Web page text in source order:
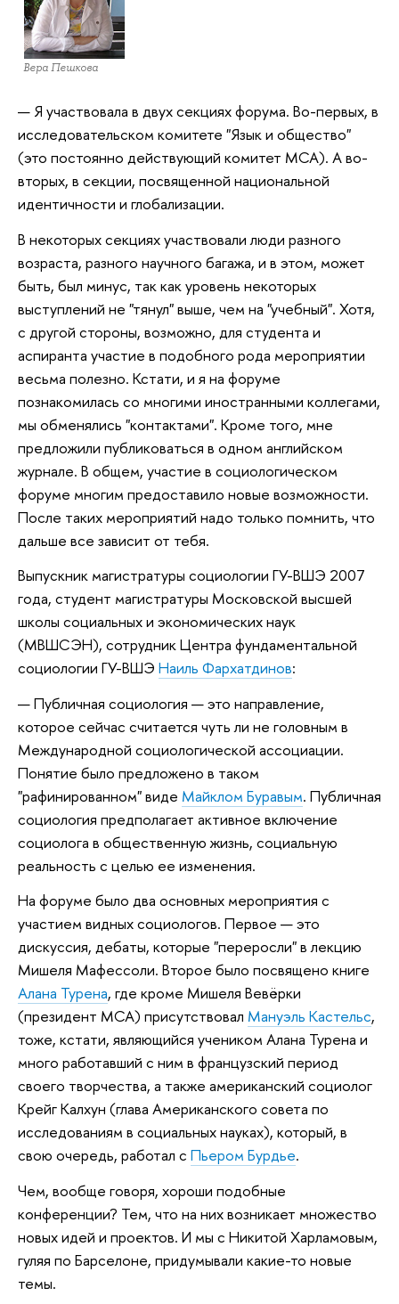
Вера Пешкова
— Я участвовала в двух секциях форума. Во-первых, в
исследовательском комитете "Язык и общество"
(это постоянно действующий комитет МСА). А во-
вторых, в секции, посвященной национальной
идентичности и глобализации.
В некоторых секциях участвовали люди разного
возраста, разного научного багажа, и в этом, может
быть, был минус, так как уровень некоторых
выступлений не "тянул" выше, чем на "учебный". Хотя,
с другой стороны, возможно, для студента и
аспиранта участие в подобного рода мероприятии
весьма полезно. Кстати, и я на форуме
познакомилась со многими иностранными коллегами,
мы обменялись "контактами". Кроме того, мне
предложили публиковаться в одном английском
журнале. В общем, участие в социологическом
форуме многим предоставило новые возможности.
После таких мероприятий надо только помнить, что
дальше все зависит от тебя.
Выпускник магистратуры социологии ГУ-ВШЭ 2007
года, студент магистратуры Московской высшей
школы социальных и экономических наук
(МВШСЭН), сотрудник Центра фундаментальной
социологии ГУ-ВШЭ Наиль Фархатдинов:
— Публичная социология — это направление,
которое сейчас считается чуть ли не головным в
Международной социологической ассоциации.
Понятие было предложено в таком
"рафинированном" виде Майклом Буравым. Публичная
социология предполагает активное включение
социолога в общественную жизнь, социальную
реальность с целью ее изменения.
На форуме было два основных мероприятия с
участием видных социологов. Первое — это
дискуссия, дебаты, которые "переросли" в лекцию
Мишеля Мафессоли. Второе было посвящено книге
Алана Турена, где кроме Мишеля Вевёрки
(президент МСА) присутствовал Мануэль Кастельс,
тоже, кстати, являющийся учеником Алана Турена и
много работавший с ним в французский период
своего творчества, а также американский социолог
Крейг Калхун (глава Американского совета по
исследованиям в социальных науках), который, в
свою очередь, работал с Пьером Бурдье.
Чем, вообще говоря, хороши подобные
конференции? Тем, что на них возникает множество
новых идей и проектов. И мы с Никитой Харламовым,
гуляя по Барселоне, придумывали какие-то новые
темы.